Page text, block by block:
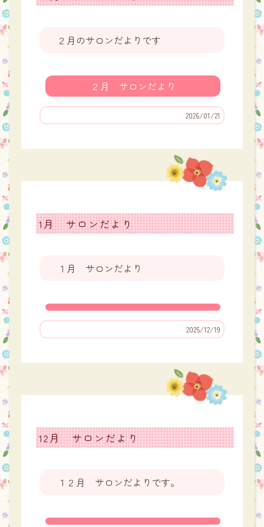
２月のサロンだよりです
２月 サロンだより
2026/01/21
1月 サロンだより
１月 サロンだより
2025/12/19
12月 サロンだより
１２月 サロンだよりです。